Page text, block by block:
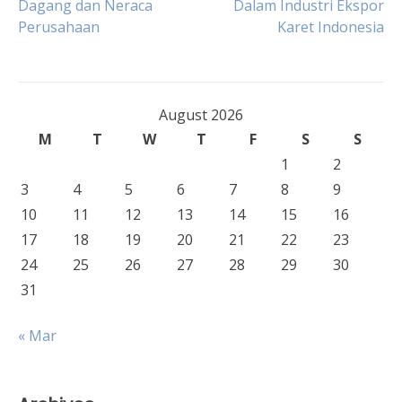
navigation
Dagang dan Neraca
Perusahaan
Dalam Industri Ekspor
Karet Indonesia
August 2026
M
T W T F S
S
1
2
3
4 5 6 7 8
9
10
11 12 13 14 15
16
17
18 19 20 21 22
23
24
25 26 27 28 29
30
31
« Mar